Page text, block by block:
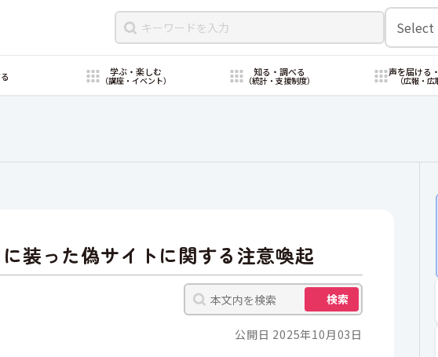
学ぶ・楽しむ
（講座・イベント）
知る・調べる
（統計・支援制度）
声を届ける
（広報・広
装った偽サイトに関する注意喚起
検索
公開日 2025年10月03日